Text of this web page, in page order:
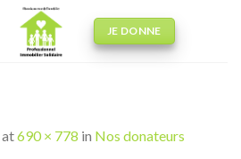
JE DONNE
at690 × 778 in Nos donateurs